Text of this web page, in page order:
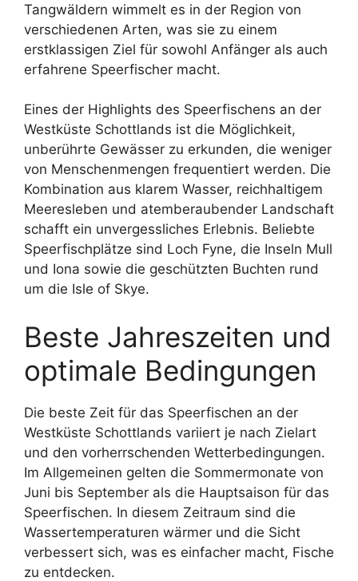
Tangwäldern wimmelt es in der Region von
verschiedenen Arten, was sie zu einem
erstklassigen Ziel für sowohl Anfänger als auch
erfahrene Speerfischer macht.
Eines der Highlights des Speerfischens an der
Westküste Schottlands ist die Möglichkeit,
unberührte Gewässer zu erkunden, die weniger
von Menschenmengen frequentiert werden. Die
Kombination aus klarem Wasser, reichhaltigem
Meeresleben und atemberaubender Landschaft
schafft ein unvergessliches Erlebnis. Beliebte
Speerfischplätze sind Loch Fyne, die Inseln Mull
und Iona sowie die geschützten Buchten rund
um die Isle of Skye.
Beste Jahreszeiten und
optimale Bedingungen
Die beste Zeit für das Speerfischen an der
Westküste Schottlands variiert je nach Zielart
und den vorherrschenden Wetterbedingungen.
Im Allgemeinen gelten die Sommermonate von
Juni bis September als die Hauptsaison für das
Speerfischen. In diesem Zeitraum sind die
Wassertemperaturen wärmer und die Sicht
verbessert sich, was es einfacher macht, Fische
zu entdecken.